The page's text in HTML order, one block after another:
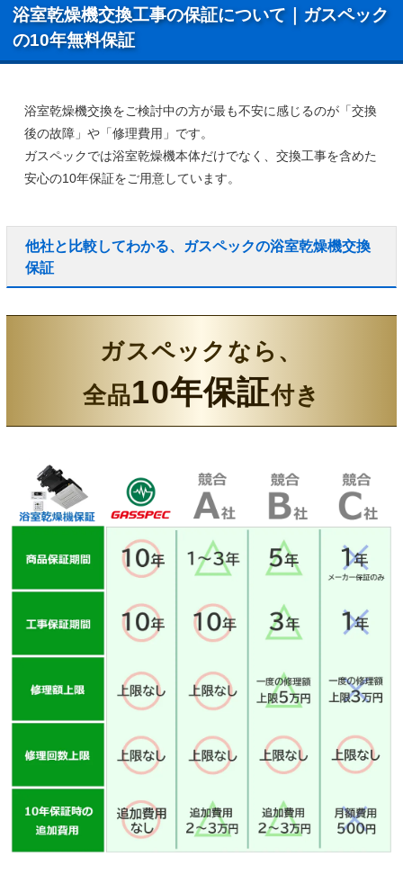
浴室乾燥機交換工事の保証について｜ガスペック
の10年無料保証
浴室乾燥機交換をご検討中の方が最も不安に感じるのが「交換
後の故障」や「修理費用」です。
ガスペックでは浴室乾燥機本体だけでなく、交換工事を含めた
安心の10年保証をご用意しています。
他社と比較してわかる、ガスペックの浴室乾燥機交換
保証
ガスペックなら、
全品10年保証付き